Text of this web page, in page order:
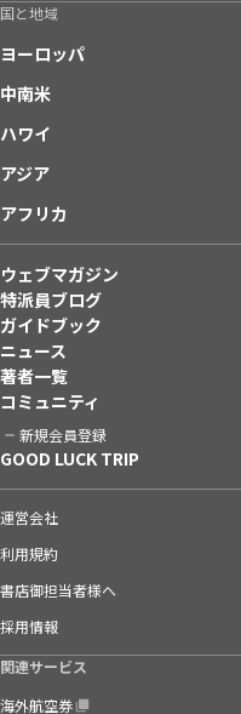
国と地域
ヨーロッパ
中南米
ハワイ
アジア
アフリカ
ウェブマガジン
特派員ブログ
ガイドブック
ニュース
著者一覧
コミュニティ
新規会員登録
GOOD LUCK TRIP
運営会社
利用規約
書店御担当者様へ
採用情報
関連サービス
海外航空券